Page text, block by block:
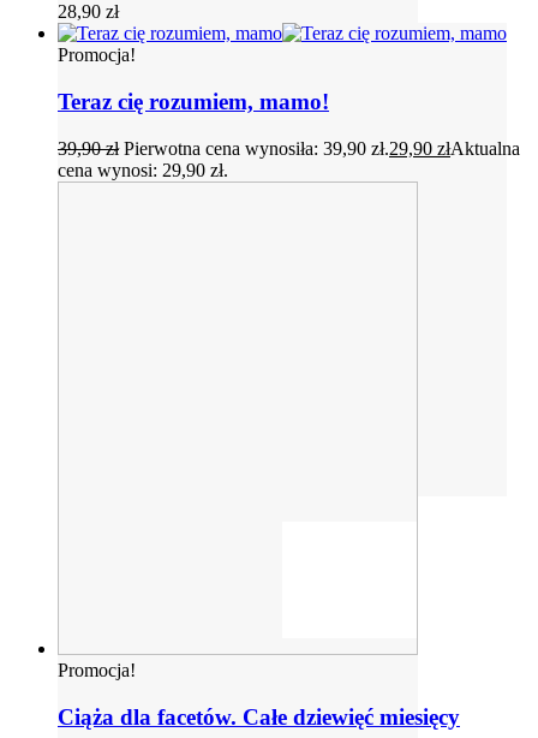
28,90 zł
Promocja!
Teraz cię rozumiem, mamo!
39,90zł Pierwotna cena wynosiła: 39,90 zł.29,90 złAktualna
cena wynosi: 29,90 zł.
Promocja!
Ciąża dla facetów. Całe dziewięć miesięcy